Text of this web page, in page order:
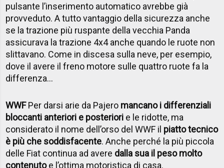
pulsante l’inserimento automatico avrebbe già
provveduto. A tutto vantaggio della sicurezza anche
se la trazione più ruspante della vecchia Panda
assicurava la trazione 4x4 anche quando le ruote non
slittavano. Come in discesa sulla neve, per esempio,
dove il avere il freno motore sulle quattro ruote fa la
differenza...
WWFPer darsi arie da Pajero mancano i differenziali
bloccanti anteriori e posteriori e le ridotte, ma
considerato il nome dell’orso del WWF il piatto tecnico
è più che soddisfacente. Anche perché la più piccola
delle Fiat continua ad avere dalla sua il peso molto
contenutoe l’ottima motoristica di casa.